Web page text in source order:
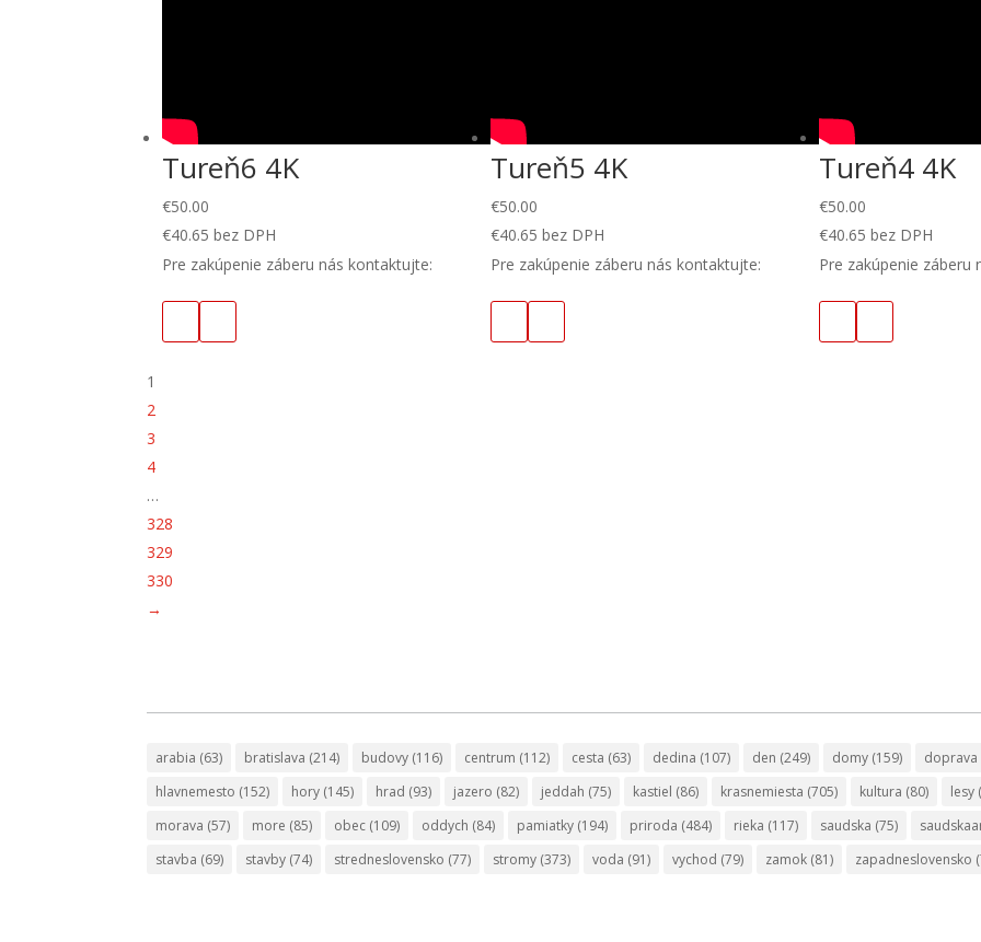
Tureň6 4K
€50.00
€40.65 bez DPH
Pre zakúpenie záberu nás kontaktujte:
Tureň5 4K
€50.00
€40.65 bez DPH
Pre zakúpenie záberu nás kontaktujte:
Tureň4 4K
€50.00
€40.65 bez DPH
Pre zakúpenie záberu
1
2
3
4
…
328
329
330
→
arabia (63) bratislava (214) budovy (116) centrum (112) cesta (63) dedina (107) den (249) domy (159) doprava
hlavnemesto (152) hory (145) hrad (93) jazero (82) jeddah (75) kastiel (86) krasnemiesta (705) kultura (80) lesy
morava (57) more (85) obec (109) oddych (84) pamiatky (194) priroda (484) rieka (117) saudska (75)
stavba (69) stavby (74) stredneslovensko (77) stromy (373) voda (91) vychod (79) zamok (81) zapadneslovensko